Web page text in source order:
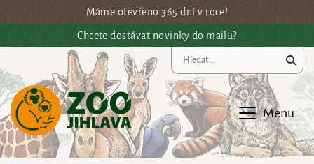
Přejít na hlavní obsahMáme otevřeno 365 dní v roce!
Chcete dostávat novinky do mailu?
Menu